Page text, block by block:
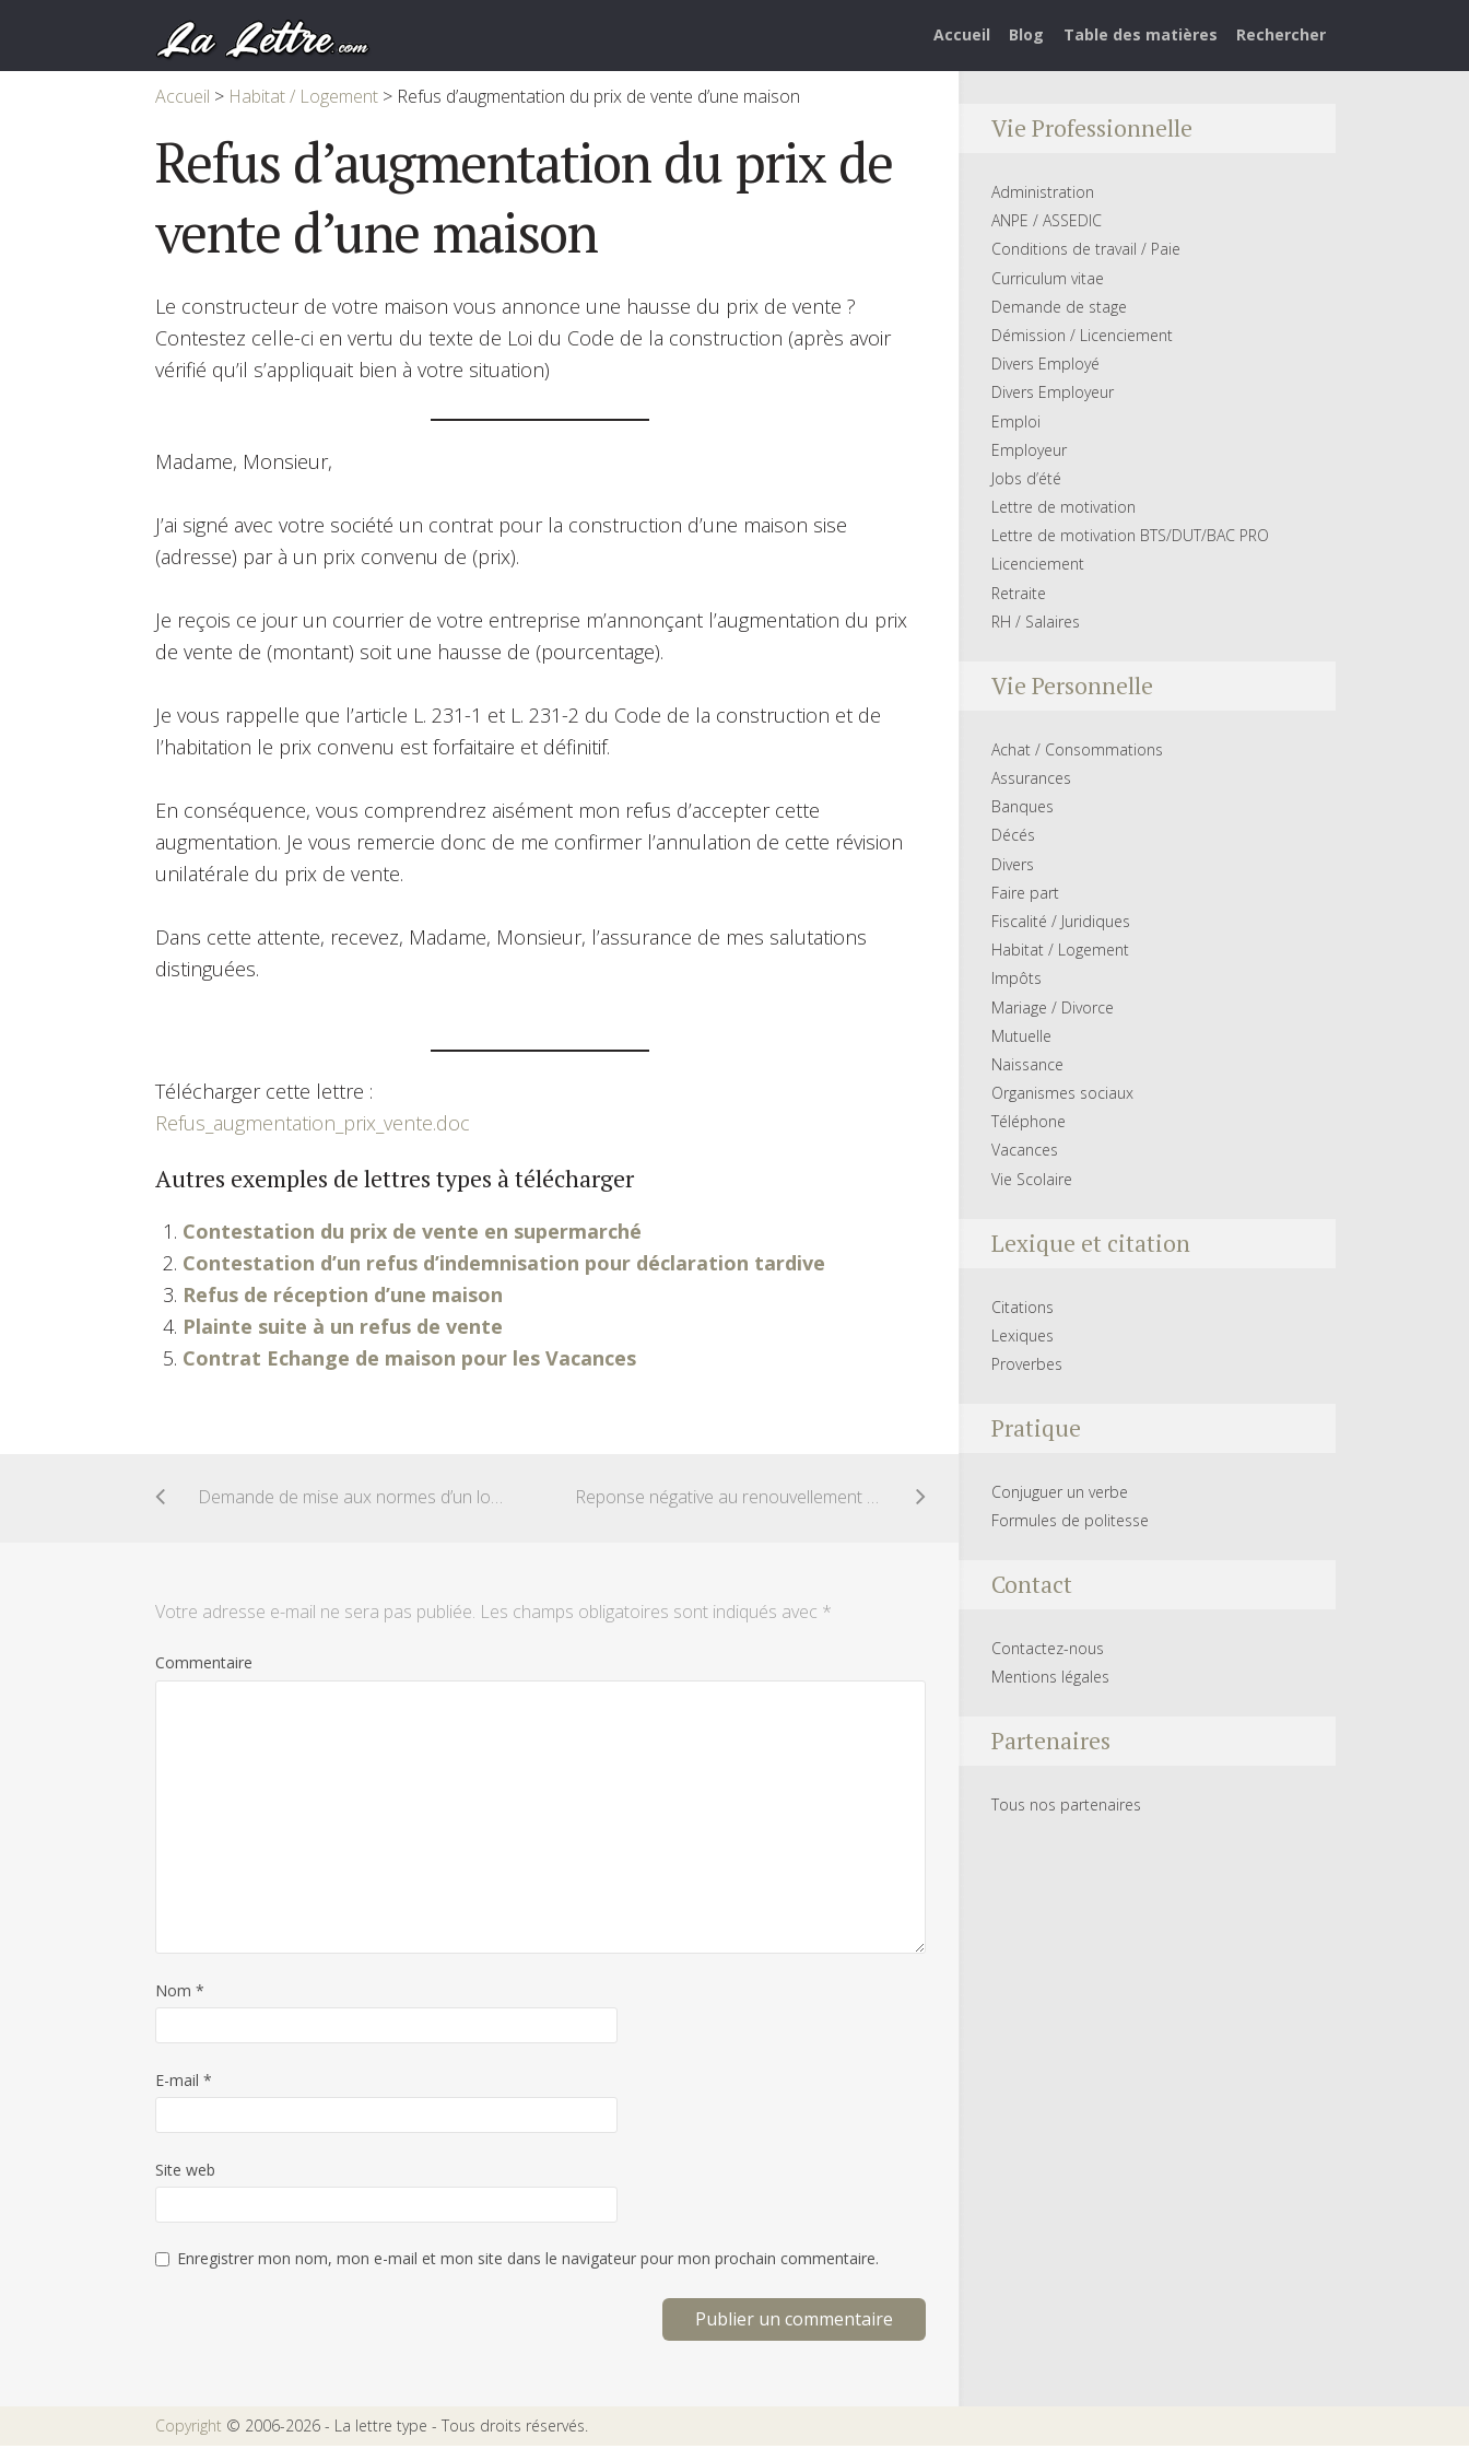
Accueil Blog Table des matières Rechercher
Accueil > Habitat / Logement > Refus d’augmentation du prix de vente d’une maison
Refus d’augmentation du prix de
vente d’une maison
Le constructeur de votre maison vous annonce une hausse du prix de vente ?
Contestez celle-ci en vertu du texte de Loi du Code de la construction (après avoir
vérifié qu’il s’appliquait bien à votre situation)
Madame, Monsieur,
J’ai signé avec votre société un contrat pour la construction d’une maison sise
(adresse) par à un prix convenu de (prix).
Je reçois ce jour un courrier de votre entreprise m’annonçant l’augmentation du prix
de vente de (montant) soit une hausse de (pourcentage).
Je vous rappelle que l’article L. 231-1 et L. 231-2 du Code de la construction et de
l’habitation le prix convenu est forfaitaire et définitif.
En conséquence, vous comprendrez aisément mon refus d’accepter cette
augmentation. Je vous remercie donc de me confirmer l’annulation de cette révision
unilatérale du prix de vente.
Dans cette attente, recevez, Madame, Monsieur, l’assurance de mes salutations
distinguées.
Télécharger cette lettre :
Refus_augmentation_prix_vente.doc
Autres exemples de lettres types à télécharger
Contestation du prix de vente en supermarché
Contestation d’un refus d’indemnisation pour déclaration tardive
Refus de réception d’une maison
Plainte suite à un refus de vente
Contrat Echange de maison pour les Vacances
Demande de mise aux normes d’un logement Reponse négative au renouvellement proprietaire
Votre adresse e-mail ne sera pas publiée. Les champs obligatoires sont indiqués avec *
Commentaire
Nom *
E-mail *
Site web
Enregistrer mon nom, mon e-mail et mon site dans le navigateur pour mon prochain commentaire.
Vie Professionnelle
Administration
ANPE / ASSEDIC
Conditions de travail / Paie
Curriculum vitae
Demande de stage
Démission / Licenciement
Divers Employé
Divers Employeur
Emploi
Employeur
Jobs d’été
Lettre de motivation
Lettre de motivation BTS/DUT/BAC PRO
Licenciement
Retraite
RH / Salaires
Vie Personnelle
Achat / Consommations
Assurances
Banques
Décés
Divers
Faire part
Fiscalité / Juridiques
Habitat / Logement
Impôts
Mariage / Divorce
Mutuelle
Naissance
Organismes sociaux
Téléphone
Vacances
Vie Scolaire
Lexique et citation
Citations
Lexiques
Proverbes
Pratique
Conjuguer un verbe
Formules de politesse
Contact
Contactez-nous
Mentions légales
Partenaires
Tous nos partenaires
Copyright © 2006-2026 - La lettre type - Tous droits réservés.